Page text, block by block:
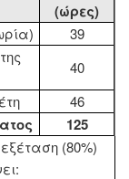
(ώρες)
39
40
46
125
(80%)